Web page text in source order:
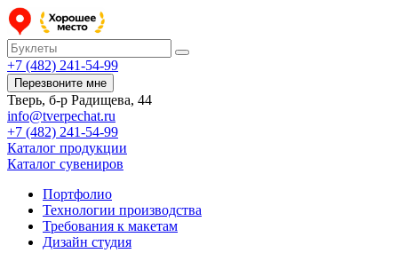
+7 (482) 241-54-99
Перезвоните мне
Тверь, б-р Радищева, 44
info@tverpechat.ru
+7 (482) 241-54-99
Каталог продукции
Каталог сувениров
Портфолио
Технологии производства
Требования к макетам
Дизайн студия